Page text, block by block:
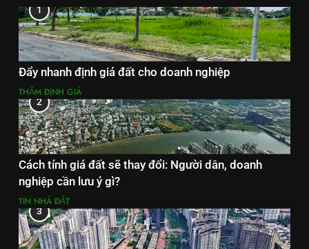
1
Đẩy nhanh định giá đất cho doanh nghiệp
THẨM ĐỊNH GIÁ
2
Cách tính giá đất sẽ thay đổi: Người dân, doanh
nghiệp cần lưu ý gì?
TIN NHÀ ĐẤT
3